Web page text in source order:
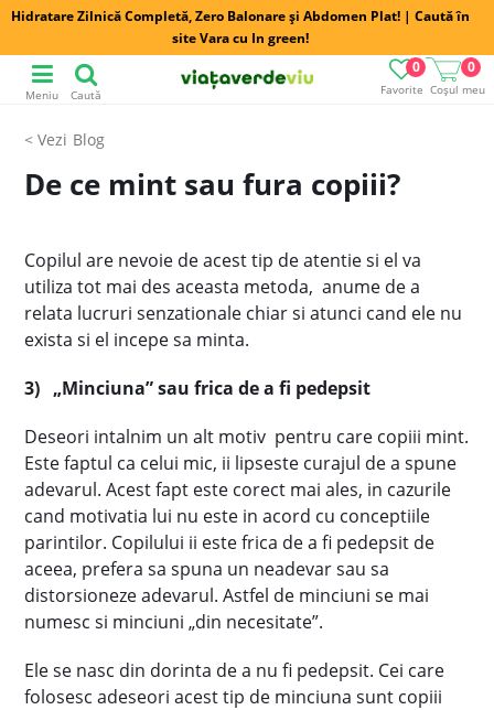
Hidratare Zilnică Completă, Zero Balonare și Abdomen Plat! | Caută în
site Vara cu In green!
Favorite
0
Coșul meu
0
Meniu Caută
Blog
De ce mint sau fura copiii?
Copilul are nevoie de acest tip de atentie si el va
utiliza tot mai des aceasta metoda, anume de a
relata lucruri senzationale chiar si atunci cand ele nu
exista si el incepe sa minta.
3) „Minciuna” sau frica de a fi pedepsit
Deseori intalnim un alt motiv pentru care copiii mint.
Este faptul ca celui mic, ii lipseste curajul de a spune
adevarul. Acest fapt este corect mai ales, in cazurile
cand motivatia lui nu este in acord cu conceptiile
parintilor. Copilului ii este frica de a fi pedepsit de
aceea, prefera sa spuna un neadevar sau sa
distorsioneze adevarul. Astfel de minciuni se mai
numesc si minciuni „din necesitate”.
Ele se nasc din dorinta de a nu fi pedepsit. Cei care
folosesc adeseori acest tip de minciuna sunt copiii